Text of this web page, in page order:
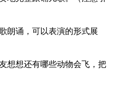
朗诵，可以表演的形式展
想想还有哪些动物会飞，把